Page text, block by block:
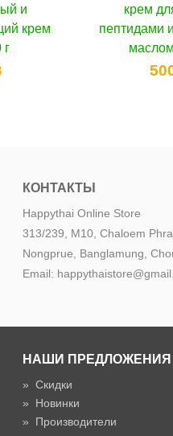
лица с
аргановым
50 мл
฿
лица с
КОНТАКТЫ
Happythai Online Store
313/239, M10, Chaloem
Nongprue, Banglamung,
Email:
НАШИ ПРЕДЛОЖЕНИЯ
» Скидки
» Новинки
» Производители